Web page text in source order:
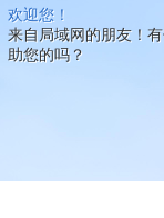
欢迎您！
来自局域网的朋友！
助您的吗？